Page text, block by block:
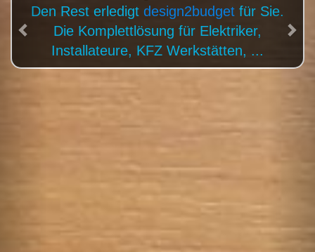
Den Rest erledigt design2budget für Sie.
Die Komplettlösung für Gärtner, Floristen,
Tischler, Künstler, ...